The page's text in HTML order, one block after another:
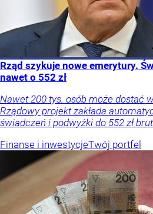
Rząd szykuje nowe emerytury.
nawet o 552 zł
Nawet 200 tys. osób może dostać
Rządowy projekt zakłada
świadczeń i podwyżki do 552 zł
Finanse i inwestycjeTwój portfel